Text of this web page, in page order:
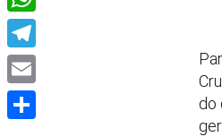
do
WhatsApp
Telegram
Email